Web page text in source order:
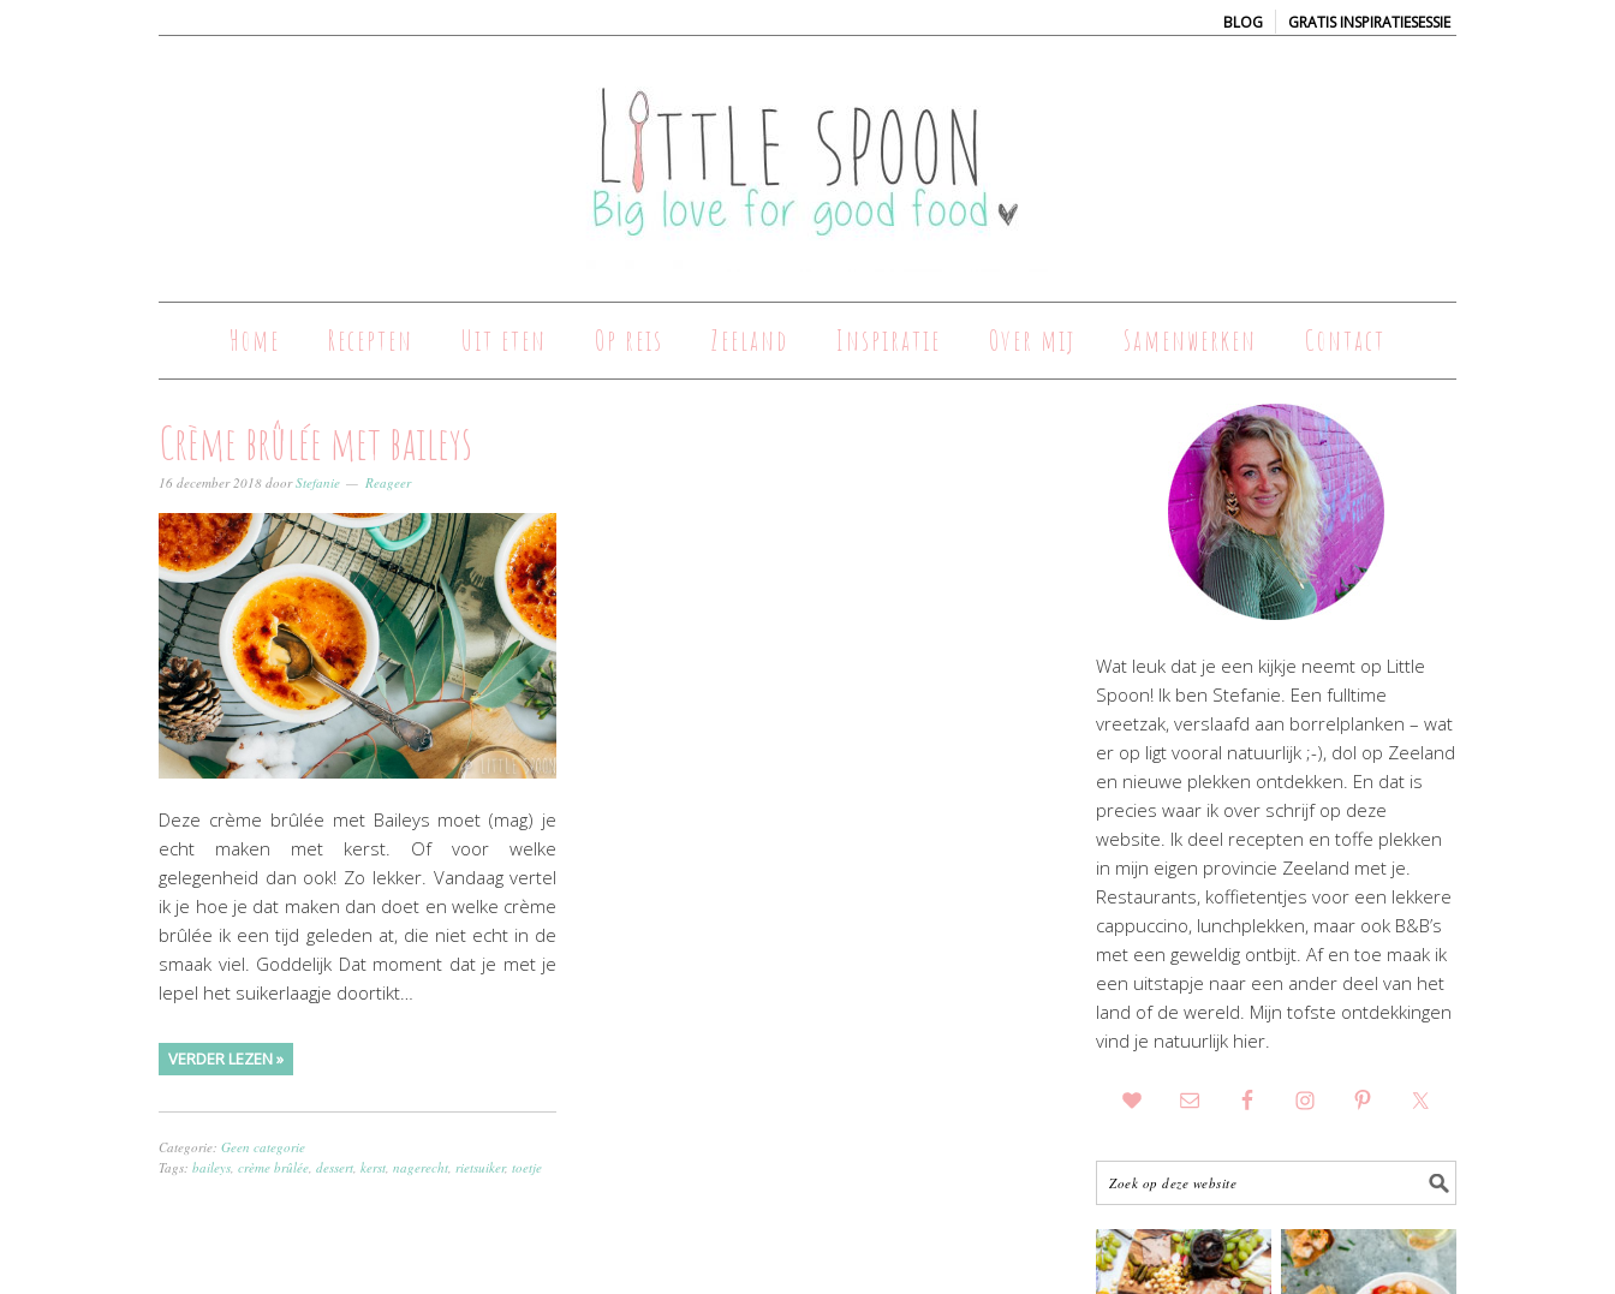
BLOG | GRATIS INSPIRATIESESSIE
Home Recepten Uit eten Op reis Zeeland Inspiratie Over mij Samenwerken Contact
Crème brûlée met baileys
16 december 2018 doorStefanie Reageer
Deze crème brûlée met Baileys moet (mag) je
echt maken met kerst. Of voor welke
gelegenheid dan ook! Zo lekker. Vandaag vertel
ik je hoe je dat maken dan doet en welke crème
brûlée ik een tijd geleden at, die niet echt in de
smaak viel. Goddelijk Dat moment dat je met je
lepel het suikerlaagje doortikt…
VERDER LEZEN »
Categorie: Geen categorie
Tags: baileys crème brûlée dessert kerst nagerecht rietsuiker, toetje
Wat leuk dat je een kijkje neemt op Little
Spoon! Ik ben Stefanie. Een fulltime
vreetzak, verslaafd aan borrelplanken – wat
er op ligt vooral natuurlijk ;-), dol op Zeeland
en nieuwe plekken ontdekken. En dat is
precies waar ik over schrijf op deze
website. Ik deel recepten en toffe plekken
in mijn eigen provincie Zeeland met je.
Restaurants, koffietentjes voor een lekkere
cappuccino, lunchplekken, maar ook B&B’s
met een geweldig ontbijt. Af en toe maak ik
een uitstapje naar een ander deel van het
land of de wereld. Mijn tofste ontdekkingen
vind je natuurlijk hier.